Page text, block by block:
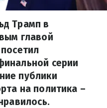
Трамп в
главой
серии
публики
на политика –